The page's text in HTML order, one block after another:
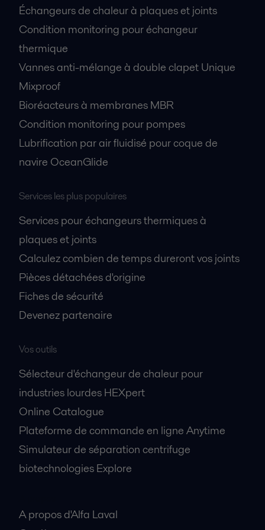
2016-10-25 220 kB
Americas no1 oil refiner
Échangeurs de chaleur à plaques et joints
Condition monitoring pour échangeur
thermique
Vannes anti-mélange à double clapet Unique
Mixproof
Bioréacteurs à membranes MBR
Condition monitoring pour pompes
Lubrification par air fluidisé pour coque de
navire OceanGlide
Services les plus populaires
Services pour échangeurs thermiques à
plaques et joints
Calculez combien de temps dureront vos joints
Pièces détachées d'origine
Fiches de sécurité
Devenez partenaire
Vos outils
Sélecteur d'échangeur de chaleur pour
industries lourdes HEXpert
Online Catalogue
Plateforme de commande en ligne Anytime
Simulateur de séparation centrifuge
biotechnologies Explore
A propos d'Alfa Laval